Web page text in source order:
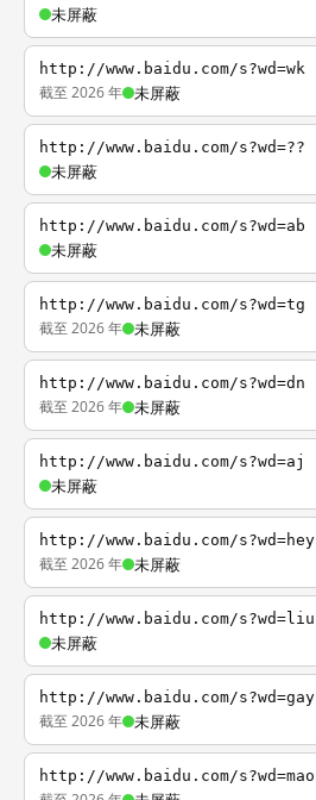
未屏蔽
http://www.baidu.com/s?wd=wk
截至 2026 年 未屏蔽
http://www.baidu.com/s?wd=??
未屏蔽
http://www.baidu.com/s?wd=ab
未屏蔽
http://www.baidu.com/s?wd=tg
截至 2026 年 未屏蔽
http://www.baidu.com/s?wd=dn
截至 2026 年 未屏蔽
http://www.baidu.com/s?wd=aj
未屏蔽
http://www.baidu.com/s?wd=hey
截至 2026 年 未屏蔽
http://www.baidu.com/s?wd=liu
未屏蔽
http://www.baidu.com/s?wd=gay
截至 2026 年 未屏蔽
http://www.baidu.com/s?wd=mao